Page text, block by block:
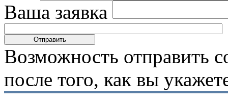
Ваша заявка
Возможность отправить
после того, как вы